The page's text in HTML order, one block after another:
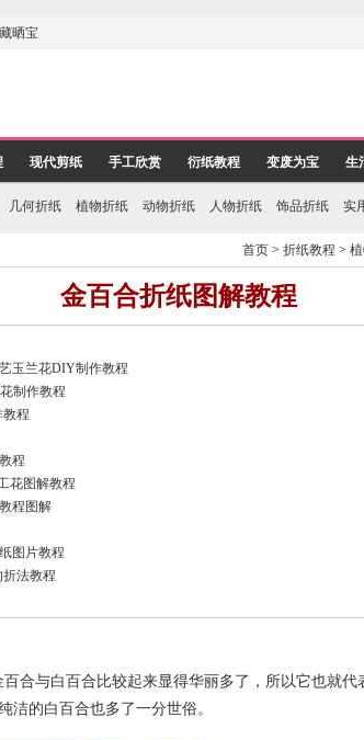
晒宝
现代剪纸 手工欣赏 衍纸教程 变废为宝 生
几何折纸 植物折纸 动物折纸 人物折纸 饰品折纸 实
首页 >折纸教程 >
金百合折纸图解教程
玉兰花DIY制作教程
制作教程
程
程
花图解教程
程图解
图片教程
折法教程
合与白百合比较起来显得华丽多了，所以它也就代
洁的白百合也多了一分世俗。